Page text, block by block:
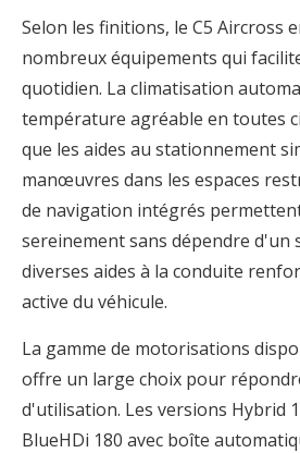
Selon les finitions, le C5 Aircross
nombreux équipements qui
quotidien. La climatisation
température agréable en toutes
que les aides au stationnement
manœuvres dans les espaces
de navigation intégrés
sereinement sans dépendre d'un
diverses aides à la conduite
active du véhicule.
La gamme de motorisations
offre un large choix pour
d'utilisation. Les versions Hybrid
BlueHDi 180 avec boîte